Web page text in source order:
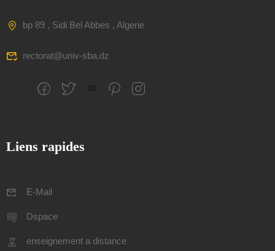
bp 89 , Sidi Bel Abbes , Algerie
rectorat@univ-sba.dz
Liens rapides
E-Mail
Dspace
enseignement a distance